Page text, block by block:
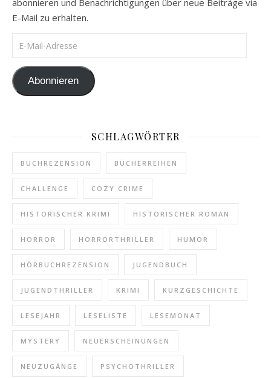
E-Mail zu erhalten.
E-Mail-Adresse
Abonnieren
SCHLAGWÖRTER
BUCHREZENSION BÜCHERREIHEN
CHALLENGE COZY CRIME
HISTORISCHER KRIMI HISTORISCHER ROMAN
HORROR HORRORTHRILLER HUMOR
HÖRBUCHREZENSION JUGENDBUCH
JUGENDTHRILLER KRIMI KURZGESCHICHTE
LESEJAHR LESELISTE LESEMONAT
MYSTERY NEUERSCHEINUNGEN
NEUZUGÄNGE PSYCHOTHRILLER